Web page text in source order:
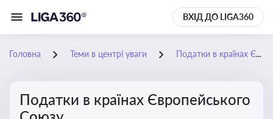
ВХІД ДО LIGA360
Головна Теми в центрі уваги Податки в країнах Європейського Союзу
Податки в країнах Європейського